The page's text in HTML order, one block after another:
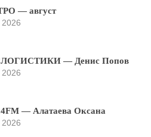
— август
2026
— Денис Попов
2026
— Алатаева Оксана
2026